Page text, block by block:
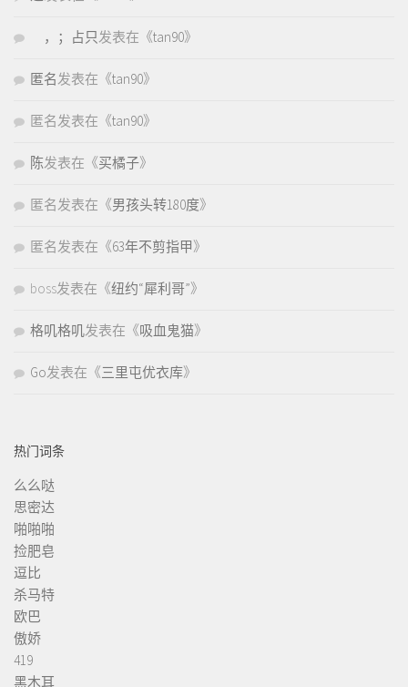
，；占只 发表在《tan90》
匿名 发表在《tan90》
匿名 发表在《tan90》
陈发表在《买橘子》
匿名 发表在《男孩头转180度》
匿名 发表在《63年不剪指甲》
boss发表在《纽约“犀利哥”》
格叽格叽发表在《吸血鬼猫》
Go发表在《三里屯优衣库》
热门词条
么么哒
思密达
啪啪啪
捡肥皂
逗比
杀马特
欧巴
傲娇
419
黑木耳